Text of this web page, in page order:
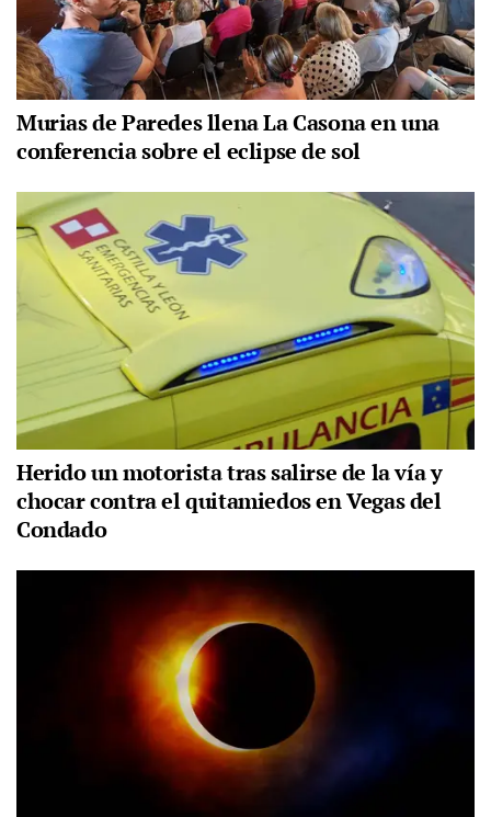
Murias de Paredes llena La Casona en una
conferencia sobre el eclipse de sol
Herido un motorista tras salirse de la vía y
chocar contra el quitamiedos en Vegas del
Condado